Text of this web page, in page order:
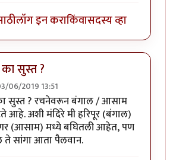
लॉग इन कराकिंवासदस्य व्हा
का सुस्त ?
06/2019 13:51
प्रयत्नbyतुषार काळभोर
सुस्त ? रचनेवरून बंगाल / आसाम
आहे. अशी मंदिरे मी हरिपूर (बंगाल)
(आसाम) मध्ये बघितली आहेत, पण
सांगा आता पैलवान.